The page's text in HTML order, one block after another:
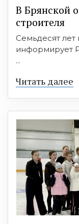
В Брянской
строителя
Семьдесят
информирует
...
Читать далее